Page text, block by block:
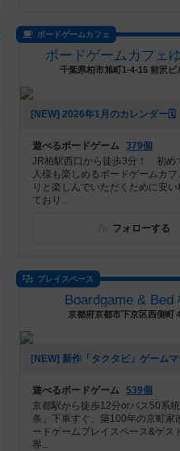
ボードゲームカフェ
ボードゲームカフェ
千葉県柏市旭町1-4-15 前沢ビ
遊べるボードゲーム 379個
JR柏駅西口から徒歩3分！ 初め
人様も楽しめるボードゲームカフ
りと楽しんでいただくために安い
ており...
フォローする
プレイスペース
Boardgame & Bed
京都府京都市下京区西側町
遊べるボードゲーム 539個
京都駅から徒歩12分orバス50系
条」下車すぐ、築100年の京町家
ードゲームプレイスペース&ゲス
界...